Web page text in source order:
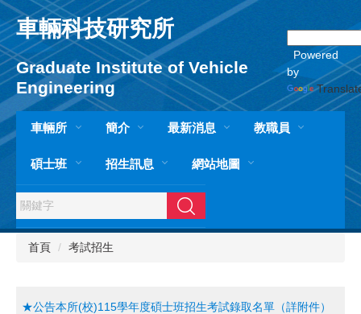
跳
到
主
要
內
容
區
車輛科技研究所
Graduate Institute of Vehicle
Engineering
Powered
by
車輛所 簡介 最新消息 教職員
碩士班 招生訊息 網站地圖
搜尋
首頁 考試招生
★公告本所(校)115學年度碩士班招生考試錄取名單（詳附件）